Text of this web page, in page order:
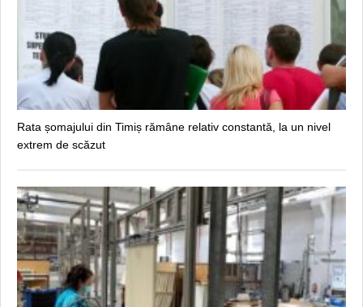
Rata șomajului din Timiș rămâne relativ constantă, la un nivel
extrem de scăzut